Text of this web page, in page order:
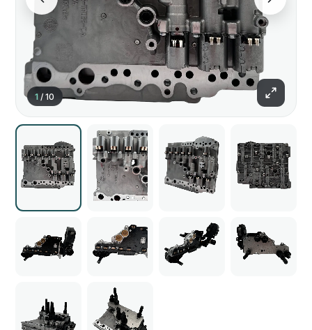
1 /10